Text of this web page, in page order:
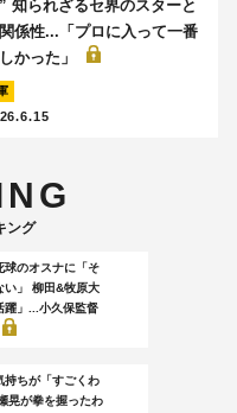
知られざるセ界のスターと
係性...「プロに入って一番
かった」
ング
球のオスナに「そ
い」 柳田&牧原大
躍」...小久保監督
持ちが「すごくわ
晃が拳を握ったわ